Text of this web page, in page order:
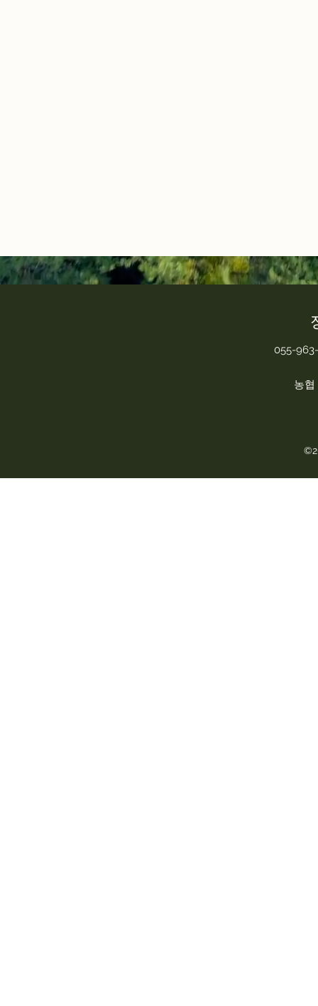
055-
농협